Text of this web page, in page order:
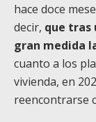
hace doce
decir, que tras
gran medida
cuanto a los
vivienda, en
reencontrarse